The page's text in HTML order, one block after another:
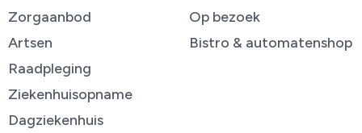
Zorgaanbod
Artsen
Raadpleging
Ziekenhuisopname
Dagziekenhuis
Op bezoek
Bistro & automatenshop